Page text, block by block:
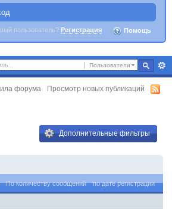
пользователь? Регистрация Помощь
Пользователи
форума Просмотр новых публикаций
Дополнительные фильтры
По количеству сообщений по дате регистрации